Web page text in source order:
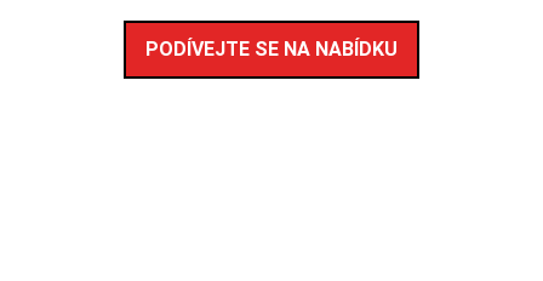
PODÍVEJTE SE NA NABÍDKU